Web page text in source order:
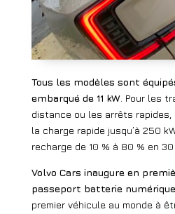
Tous les modèles sont
embarqué de 11 kW. Pour les
distance ou les arrêts rapides,
la charge rapide jusqu’à 250
recharge de 10 % à 80 % en
Volvo Cars inaugure en
passeport batterie numérique
premier véhicule au monde à